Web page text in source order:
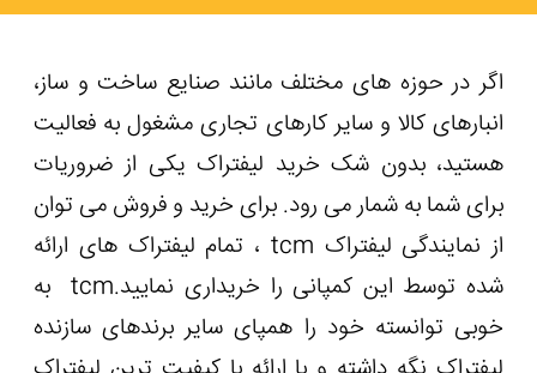
اگر در حوزه های مختلف مانند صنایع ساخت و ساز،
انبارهای کالا و سایر کارهای تجاری مشغول به فعالیت
هستید، بدون شک خرید لیفتراک یکی از ضروریات
برای شما به شمار می رود. برای خرید و فروش می ‌توان
از نمایندگی لیفتراک tcm ، تمام لیفتراک های ارائه
شده توسط این کمپانی را خریداری نمایید.tcm به
خوبی توانسته خود را همپای سایر برندهای سازنده